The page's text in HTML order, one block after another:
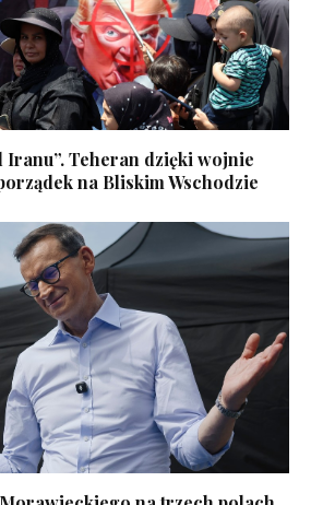
Iranu”. Teheran dzięki wojnie
na Bliskim Wschodzie